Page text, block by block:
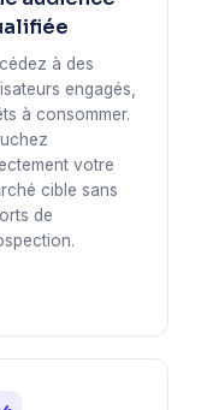
à des
engagés,
à consommer.
votre
cible sans
de